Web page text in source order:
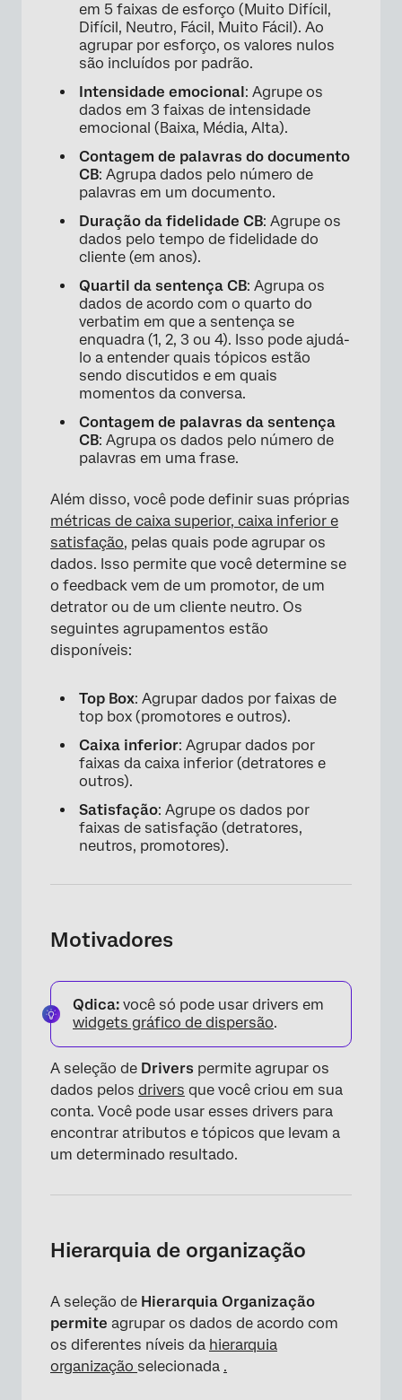
em 5 faixas de esforço (Muito Difícil,
Difícil, Neutro, Fácil, Muito Fácil). Ao
agrupar por esforço, os valores nulos
são incluídos por padrão.
Intensidade emocional: Agrupe os
dados em 3 faixas de intensidade
emocional (Baixa, Média, Alta).
Contagem de palavras do documento
CB: Agrupa dados pelo número de
palavras em um documento.
Duração da fidelidade CB: Agrupe os
dados pelo tempo de fidelidade do
cliente (em anos).
Quartil da sentença CB: Agrupa os
dados de acordo com o quarto do
verbatim em que a sentença se
enquadra (1, 2, 3 ou 4). Isso pode ajudá-
lo a entender quais tópicos estão
sendo discutidos e em quais
momentos da conversa.
Contagem de palavras da sentença
CB: Agrupa os dados pelo número de
palavras em uma frase.
Além disso, você pode definir suas próprias
métricas de caixa superior, caixa inferior e
satisfação, pelas quais pode agrupar os
dados. Isso permite que você determine se
o feedback vem de um promotor, de um
detrator ou de um cliente neutro. Os
seguintes agrupamentos estão
disponíveis:
Top Box: Agrupar dados por faixas de
top box (promotores e outros).
Caixa inferior: Agrupar dados por
faixas da caixa inferior (detratores e
outros).
Satisfação: Agrupe os dados por
faixas de satisfação (detratores,
neutros, promotores).
Motivadores
Qdica: você só pode usar drivers em
widgets gráfico de dispersão.
A seleção de Drivers permite agrupar os
dados pelos drivers que você criou em sua
conta. Você pode usar esses drivers para
encontrar atributos e tópicos que levam a
um determinado resultado.
Hierarquia de organização
A seleção de Hierarquia Organização
permite agrupar os dados de acordo com
os diferentes níveis da hierarquia
organização selecionada .